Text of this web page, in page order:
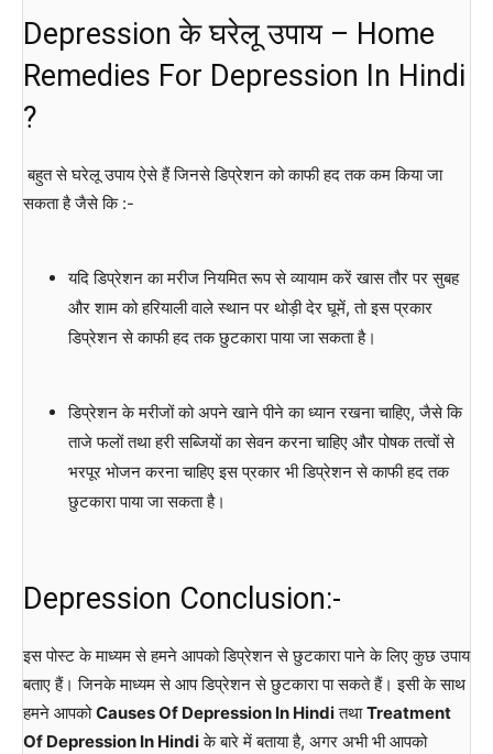
Depression के घरेलू उपाय – Home
Remedies For Depression In Hindi
?
बहुत से घरेलू उपाय ऐसे हैं जिनसे डिप्रेशन को काफी हद तक कम किया जा
सकता है जैसे कि :-
यदि डिप्रेशन का मरीज नियमित रूप से व्यायाम करें खास तौर पर सुबह
और शाम को हरियाली वाले स्थान पर थोड़ी देर घूमें, तो इस प्रकार
डिप्रेशन से काफी हद तक छुटकारा पाया जा सकता है।
डिप्रेशन के मरीजों को अपने खाने पीने का ध्यान रखना चाहिए, जैसे कि
ताजे फलों तथा हरी सब्जियों का सेवन करना चाहिए और पोषक तत्वों से
भरपूर भोजन करना चाहिए इस प्रकार भी डिप्रेशन से काफी हद तक
छुटकारा पाया जा सकता है।
Depression Conclusion:-
इस पोस्ट के माध्यम से हमने आपको डिप्रेशन से छुटकारा पाने के लिए कुछ उपाय
बताए हैं। जिनके माध्यम से आप डिप्रेशन से छुटकारा पा सकते हैं। इसी के साथ
हमने आपकोCauses Of Depression In HindiतथाTreatment
Of Depression In Hindiके बारे में बताया है, अगर अभी भी आपको